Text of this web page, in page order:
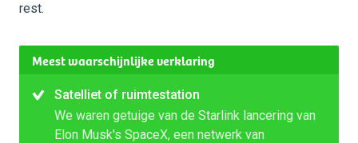
rest.
Meest waarschijnlijke verklaring
Satelliet of ruimtestation
We waren getuige van de Starlink lancering van
Elon Musk's SpaceX, een netwerk van